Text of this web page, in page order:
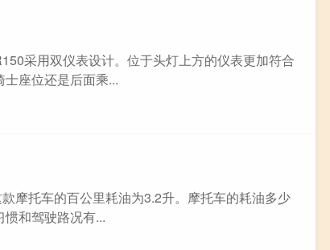
采用双仪表设计。位于头灯上方的仪表更加符合
座位还是后面乘...
摩托车的百公里耗油为3.2升。摩托车的耗油多少
和驾驶路况有...